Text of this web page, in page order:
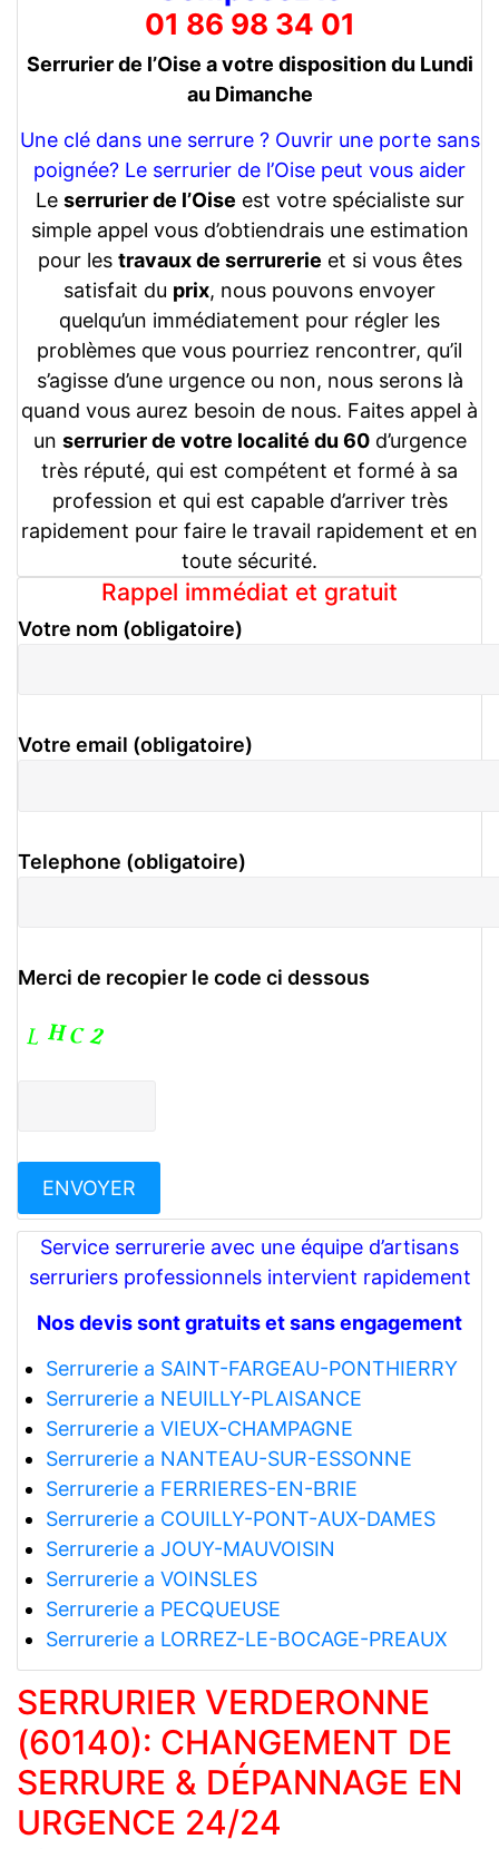
01 86 98 34 01
Serrurier de l’Oise a votre disposition du Lundi
au Dimanche
Une clé dans une serrure ? Ouvrir une porte sans
poignée? Le serrurier de l’Oise peut vous aider
Le serrurier de l’Oise est votre spécialiste sur
simple appel vous d’obtiendrais une estimation
pour les travaux de serrurerie et si vous êtes
satisfait du prix, nous pouvons envoyer
quelqu’un immédiatement pour régler les
problèmes que vous pourriez rencontrer, qu’il
s’agisse d’une urgence ou non, nous serons là
quand vous aurez besoin de nous. Faites appel à
un serrurier de votre localité du 60d’urgence
très réputé, qui est compétent et formé à sa
profession et qui est capable d’arriver très
rapidement pour faire le travail rapidement et en
toute sécurité.
Rappel immédiat et gratuit
Votre nom (obligatoire)
Votre email (obligatoire)
Telephone (obligatoire)
Merci de recopier le code ci dessous
Service serrurerie avec une équipe d’artisans
serruriers professionnels intervient rapidement
Nos devis sont gratuits et sans engagement
Serrurerie a SAINT-FARGEAU-PONTHIERRY
Serrurerie a NEUILLY-PLAISANCE
Serrurerie a VIEUX-CHAMPAGNE
Serrurerie a NANTEAU-SUR-ESSONNE
Serrurerie a FERRIERES-EN-BRIE
Serrurerie a COUILLY-PONT-AUX-DAMES
Serrurerie a JOUY-MAUVOISIN
Serrurerie a VOINSLES
Serrurerie a PECQUEUSE
Serrurerie a LORREZ-LE-BOCAGE-PREAUX
SERRURIER VERDERONNE
(60140): CHANGEMENT DE
SERRURE & DÉPANNAGE EN
URGENCE 24/24